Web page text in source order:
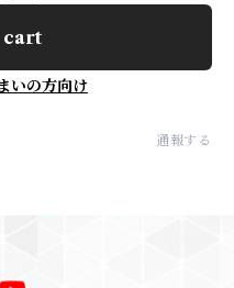
cart
いの方向け
通報する